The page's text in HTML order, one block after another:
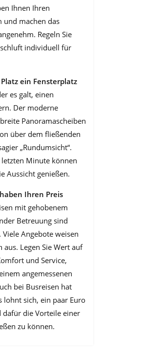
Ihnen Ihren
und machen das
Regeln Sie
individuell für
ein Fensterplatz
es galt, einen
Der moderne
Panoramascheiben
über dem fließenden
„Rundumsicht“.
Minute können
Aussicht genießen.
Ihren Preis
mit gehobenem
Betreuung sind
Angebote weisen
Legen Sie Wert auf
und Service,
angemessenen
bei Busreisen hat
lohnt sich, ein paar Euro
dafür die Vorteile einer
zu können.